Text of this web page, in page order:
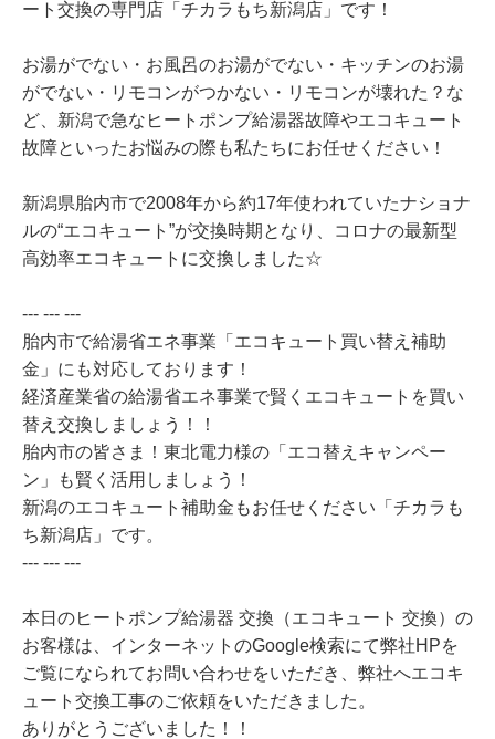
ート交換の専門店「チカラもち新潟店」です！
お湯がでない・お風呂のお湯がでない・キッチンのお湯
がでない・リモコンがつかない・リモコンが壊れた？な
ど、新潟で急なヒートポンプ給湯器故障やエコキュート
故障といったお悩みの際も私たちにお任せください！
新潟県胎内市で2008年から約17年使われていたナショナ
ルの“エコキュート”が交換時期となり、コロナの最新型
高効率エコキュートに交換しました☆
--- --- ---
胎内市で給湯省エネ事業「エコキュート買い替え補助
金」にも対応しております！
経済産業省の給湯省エネ事業で賢くエコキュートを買い
替え交換しましょう！！
胎内市の皆さま！東北電力様の「エコ替えキャンペー
ン」も賢く活用しましょう！
新潟のエコキュート補助金もお任せください「チカラも
ち新潟店」です。
--- --- ---
本日のヒートポンプ給湯器 交換（エコキュート 交換）の
お客様は、インターネットのGoogle検索にて弊社HPを
ご覧になられてお問い合わせをいただき、弊社へエコキ
ュート交換工事のご依頼をいただきました。
ありがとうございました！！